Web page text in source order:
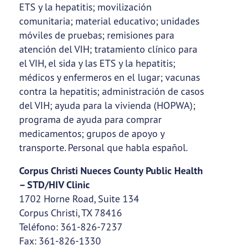
ETS y la hepatitis; movilización
comunitaria; material educativo; unidades
móviles de pruebas; remisiones para
atención del VIH; tratamiento clínico para
el VIH, el sida y las ETS y la hepatitis;
médicos y enfermeros en el lugar; vacunas
contra la hepatitis; administración de casos
del VIH; ayuda para la vivienda (HOPWA);
programa de ayuda para comprar
medicamentos; grupos de apoyo y
transporte. Personal que habla español.
Corpus Christi Nueces County Public Health
– STD/HIV Clinic
1702 Horne Road, Suite 134
Corpus Christi, TX 78416
Teléfono: 361-826-7237
Fax: 361-826-1330